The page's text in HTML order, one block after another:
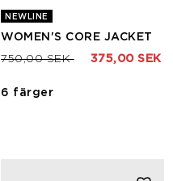
NEWLINE
WOMEN'S CORE JACKET
Pris nedsatt från
750,00 SEKtill 375,00 SEK
6 färger